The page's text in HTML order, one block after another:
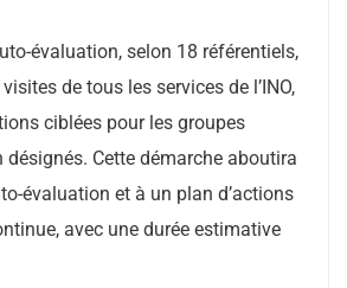
évaluation, selon 18 référentiels,
de tous les services de l’INO,
ciblées pour les groupes
désignés. Cette démarche aboutira
évaluation et à un plan d’actions
avec une durée estimative